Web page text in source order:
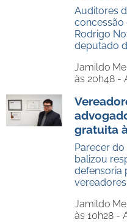
Auditores
concessão
Rodrigo
deputado
Jamildo
às 20h48 -
gratuita
Parecer
balizou
defensoria
Jamildo
às 10h28 -